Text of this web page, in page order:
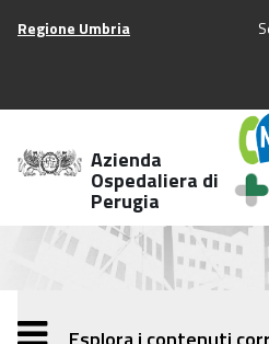
menu
navigazione
Vai
Regione Umbria
Azienda
Ospedaliera di
Perugia